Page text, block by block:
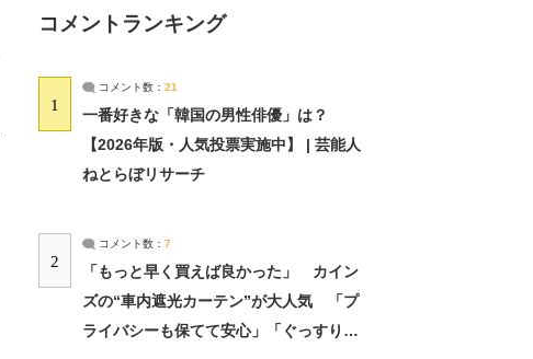
コメントランキング
1
コメント数： 21
一番好きな「韓国の男性俳優」は？
【2026年版・人気投票実施中】 | 芸能人
ねとらぼリサーチ
2
コメント数： 7
「もっと早く買えば良かった」 カイン
ズの“車内遮光カーテン”が大人気 「プ
ライバシーも保てて安心」「ぐっすり眠